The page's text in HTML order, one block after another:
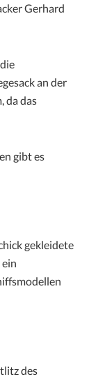
Gerhard
an der
da das
gibt es
gekleidete
des